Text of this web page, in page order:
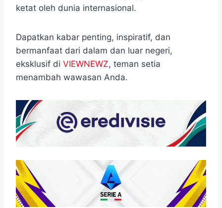
ketat oleh dunia internasional.
Dapatkan kabar penting, inspiratif, dan
bermanfaat dari dalam dan luar negeri,
eksklusif di VIEWNEWZ, teman setia
menambah wawasan Anda.